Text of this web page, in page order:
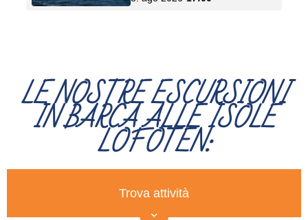
LE NOSTRE ESCURSIONI
IN BARCA ALLE ISOLE
LOFOTEN: